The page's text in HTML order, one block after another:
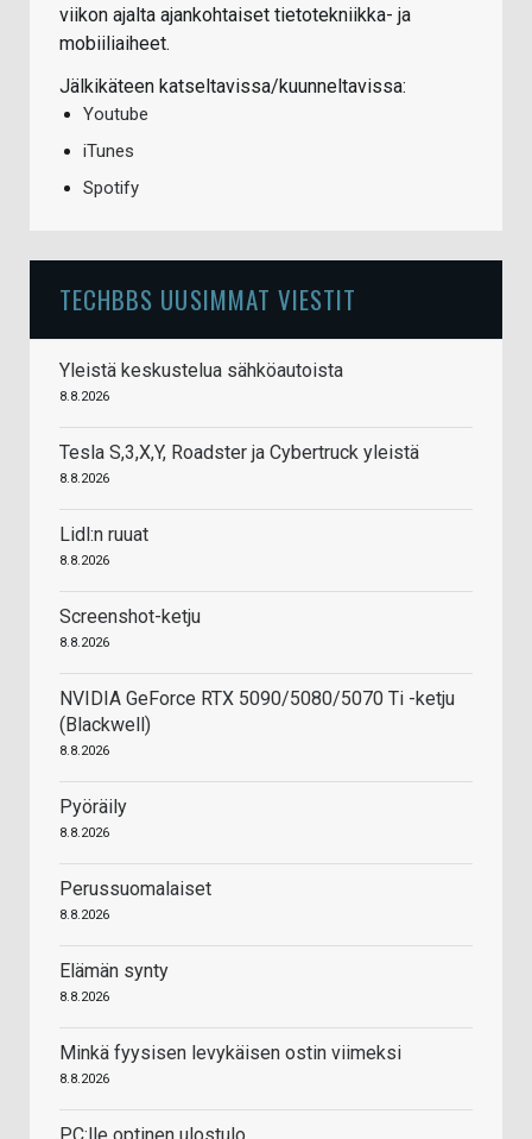
viikon ajalta ajankohtaiset tietotekniikka- ja
mobiiliaiheet.
Jälkikäteen katseltavissa/kuunneltavissa:
Youtube
iTunes
Spotify
TECHBBS UUSIMMAT VIESTIT
Yleistä keskustelua sähköautoista
8.8.2026
Tesla S,3,X,Y, Roadster ja Cybertruck yleistä
8.8.2026
Lidl:n ruuat
8.8.2026
Screenshot-ketju
8.8.2026
NVIDIA GeForce RTX 5090/5080/5070 Ti -ketju
(Blackwell)
8.8.2026
Pyöräily
8.8.2026
Perussuomalaiset
8.8.2026
Elämän synty
8.8.2026
Minkä fyysisen levykäisen ostin viimeksi
8.8.2026